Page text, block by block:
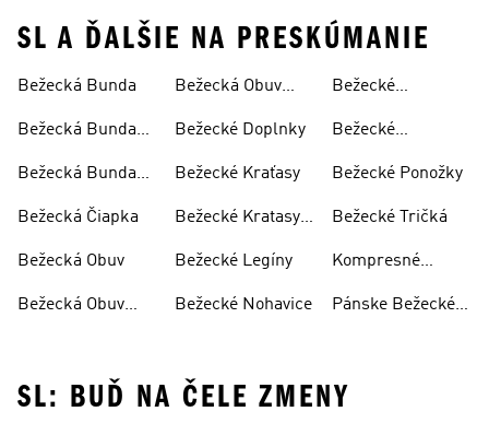
SL A ĎALŠIE NA PRESKÚMANIE
Bežecká Bunda
Bežecká Bunda
Bežecká Bunda
Bežecká Čiapka
Bežecká Obuv
Bežecká Obuv
Bežecká Obuv
Bežecké Doplnky
Bežecké Kraťasy
Bežecké Kratasy
Bežecké Legíny
Bežecké Nohavice
Bežecké
Bežecké
Dámske
Bežecké Ponožky
Bežecké Tričká
Kompresné
Pánske Bežecké
SL: BUĎ NA ČELE ZMENY